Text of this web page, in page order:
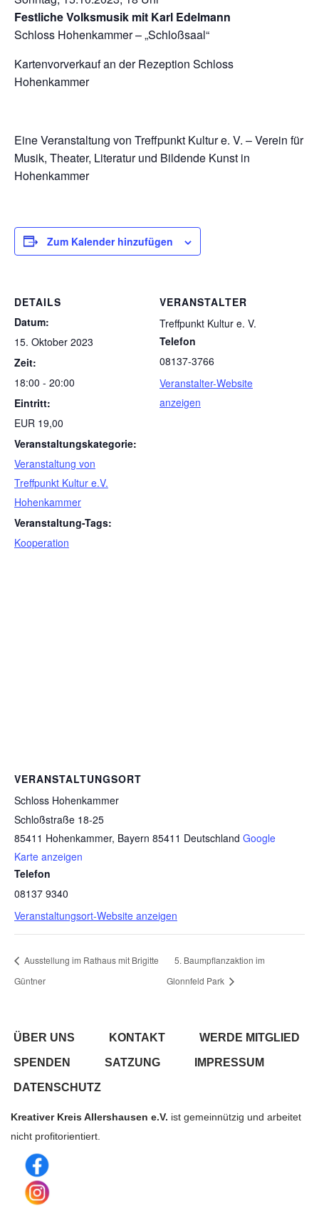
Festliche Volksmusik mit Karl Edelmann
Schloss Hohenkammer – „Schloßsaal“
Kartenvorverkauf an der Rezeption Schloss
Hohenkammer
Eine Veranstaltung von Treffpunkt Kultur e. V. – Verein für
Musik, Theater, Literatur und Bildende Kunst in
Hohenkammer
Zum Kalender hinzufügen
DETAILS
Datum:
15. Oktober 2023
Zeit:
18:00 - 20:00
Eintritt:
EUR 19,00
Veranstaltungskategorie:
Veranstaltung von
Treffpunkt Kultur e.V.
Hohenkammer
Veranstaltung-Tags:
Kooperation
VERANSTALTER
Treffpunkt Kultur e. V.
Telefon
08137-3766
Veranstalter-Website
anzeigen
VERANSTALTUNGSORT
Schloss Hohenkammer
Schloßstraße 18-25
85411 Hohenkammer, Bayern 85411 Deutschland Google
Karte anzeigen
Telefon
08137 9340
Veranstaltungsort-Website anzeigen
Ausstellung im Rathaus mit Brigitte
Güntner
5. Baumpflanzaktion im
Glonnfeld Park
ÜBER UNS KONTAKT WERDE MITGLIED
SPENDEN SATZUNG IMPRESSUM
DATENSCHUTZ
Kreativer Kreis Allershausen e.V. ist gemeinnützig und arbeitet
nicht profitorientiert.